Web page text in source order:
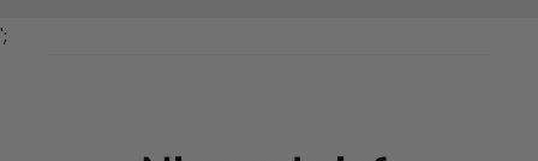
';